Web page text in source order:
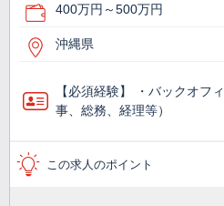
400万円～500万円
沖縄県
【必須経験】 ・バックオフ
事、総務、経理等）
この求人のポイント